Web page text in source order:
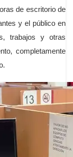
de escritorio de
y el público en
trabajos y otras
completamente